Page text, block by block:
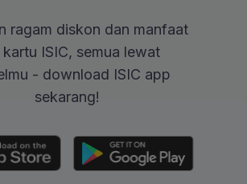
ragam diskon dan manfaat
kartu ISIC, semua lewat
- download ISIC app
sekarang!